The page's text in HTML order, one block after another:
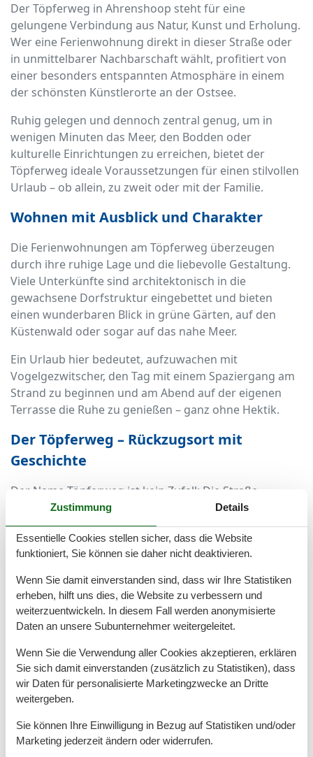
Der Töpferweg in Ahrenshoop steht für eine
gelungene Verbindung aus Natur, Kunst und Erholung.
Wer eine Ferienwohnung direkt in dieser Straße oder
in unmittelbarer Nachbarschaft wählt, profitiert von
einer besonders entspannten Atmosphäre in einem
der schönsten Künstlerorte an der Ostsee.
Ruhig gelegen und dennoch zentral genug, um in
wenigen Minuten das Meer, den Bodden oder
kulturelle Einrichtungen zu erreichen, bietet der
Töpferweg ideale Voraussetzungen für einen stilvollen
Urlaub – ob allein, zu zweit oder mit der Familie.
Wohnen mit Ausblick und Charakter
Die Ferienwohnungen am Töpferweg überzeugen
durch ihre ruhige Lage und die liebevolle Gestaltung.
Viele Unterkünfte sind architektonisch in die
gewachsene Dorfstruktur eingebettet und bieten
einen wunderbaren Blick in grüne Gärten, auf den
Küstenwald oder sogar auf das nahe Meer.
Ein Urlaub hier bedeutet, aufzuwachen mit
Vogelgezwitscher, den Tag mit einem Spaziergang am
Strand zu beginnen und am Abend auf der eigenen
Terrasse die Ruhe zu genießen – ganz ohne Hektik.
Der Töpferweg – Rückzugsort mit
Geschichte
Der Name Töpferweg ist kein Zufall: Die Straße
erinnert an die kunsthandwerklichen Wurzeln
Ahrenshoops, das seit jeher Künstler und Kreative
anzog. Wer hier wohnt, ist mitten im kulturellen
Herzen des Ortes und kann die besondere
Atmosphäre in vollen Zügen genießen.
Zahlreiche Galerien, Ateliers und das Kunstmuseum
liegen nur einen kurzen Spaziergang entfernt. Auch
kleine Läden, Cafés und Restaurants mit regionaler
Küche prägen das Bild der Umgebung und laden zum
Verweilen ein.
Naturverbundenheit inklusive
Wer eine Ferienwohnung in dieser Lage bucht,
profitiert nicht nur von der Nähe zur Kultur, sondern
Zustimmung Details
Essentielle Cookies stellen sicher, dass die Website
funktioniert, Sie können sie daher nicht deaktivieren.
Wenn Sie damit einverstanden sind, dass wir Ihre Statistiken
erheben, hilft uns dies, die Website zu verbessern und
weiterzuentwickeln. In diesem Fall werden anonymisierte
Daten an unsere Subunternehmer weitergeleitet.
Wenn Sie die Verwendung aller Cookies akzeptieren, erklären
Sie sich damit einverstanden (zusätzlich zu Statistiken), dass
wir Daten für personalisierte Marketingzwecke an Dritte
weitergeben.
Sie können Ihre Einwilligung in Bezug auf Statistiken und/oder
Marketing jederzeit ändern oder widerrufen.